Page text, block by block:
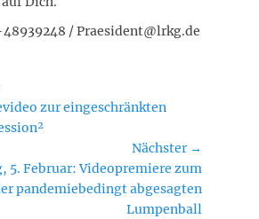
48939248 / Praesident@lrkg.de
zur eingeschränkten
Nächster →
5. Februar: Videopremiere zum
pandemiebedingt abgesagten
Lumpenball